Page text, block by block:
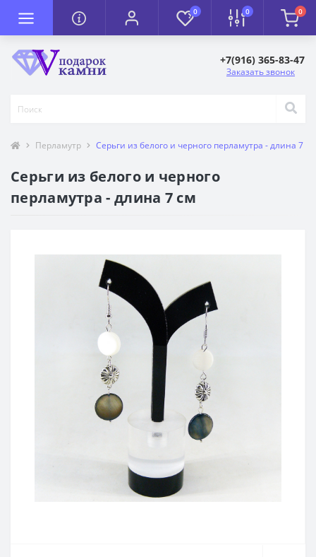
0 0 0
+7(916) 365-83-47
Заказать звонок
Перламутр Серьги из белого и черного перламутра - длина 7 см
Серьги из белого и черного
перламутра - длина 7 см